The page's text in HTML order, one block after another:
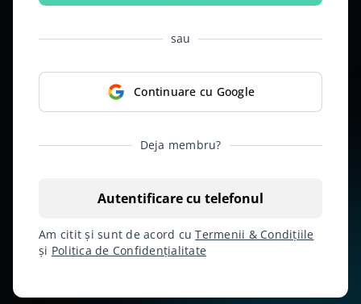
sau
Continuare cu Google
Deja membru?
Autentificare cu telefonul
Am citit și sunt de acord cuTermenii & Condițiile
și Politica de Confidențialitate